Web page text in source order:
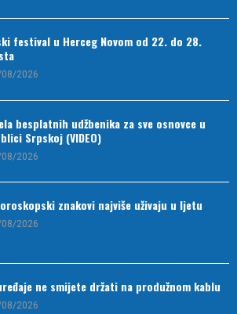
festival u Herceg Novom od 22. do 28.
2026
besplatnih udžbenika za sve osnovce u
Srpskoj (VIDEO)
2026
znakovi najviše uživaju u ljetu
2026
ne smijete držati na produžnom kablu
2026